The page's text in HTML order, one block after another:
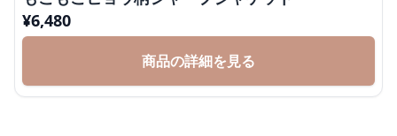
¥6,480
商品の詳細を見る